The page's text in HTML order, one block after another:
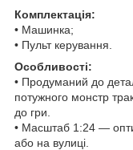
Комплектація:
• Машинка;
• Пульт керування.
Особливості:
• Продуманий до
потужного монстр
до гри.
• Масштаб 1:24 —
або на вулиці.